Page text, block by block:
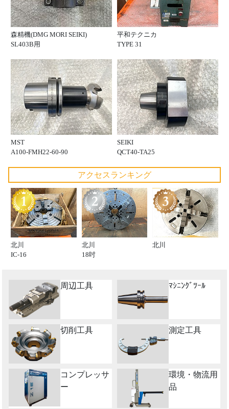
森精機(DMG MORI SEIKI)
SL403B用
平和テクニカ
TYPE 31
MST
A100-FMH22-60-90
SEIKI
QCT40-TA25
アクセスランキング
北川
IC-16
北川
18吋
北川
周辺工具 ﾏｼﾆﾝｸﾞﾂｰﾙ
切削工具 測定工具
コンプレッサ
ー
環境・物流用
品